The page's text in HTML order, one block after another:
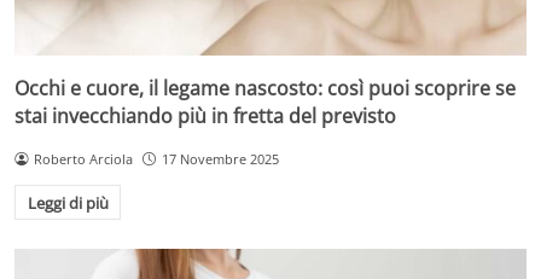
Occhi e cuore, il legame nascosto: così puoi scoprire se
stai invecchiando più in fretta del previsto
Roberto Arciola 17 Novembre 2025
Leggi di più